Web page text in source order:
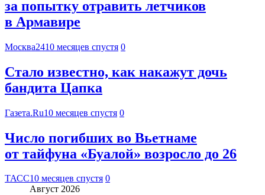
за попытку отравить летчиков
в Армавире
Москва2410 месяцев спустя 0
Стало известно, как накажут дочь
бандита Цапка
Газета.Ru10 месяцев спустя 0
Число погибших во Вьетнаме
от тайфуна «Буалой» возросло до 26
ТАСС10 месяцев спустя 0
Август 2026